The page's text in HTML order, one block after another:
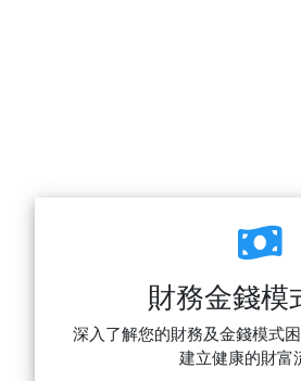
財務金錢模
深入了解您的財務及金錢模式
建立健康的財富